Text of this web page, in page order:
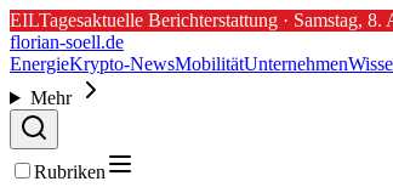
EILTagesaktuelle Berichterstattung · Samstag, 8.
florian-soell.de
EnergieKrypto-NewsMobilitätUnternehmen
Mehr
Rubriken